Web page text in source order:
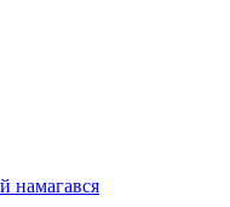
намагався